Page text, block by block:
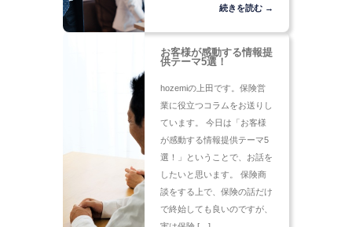
続きを読む →
お客様が感動する情報提
供テーマ5選！
hozemiの上田です。保険営
業に役立つコラムをお送りし
ています。 今日は「お客様
が感動する情報提供テーマ5
選！」ということで、お話を
したいと思います。 保険商
談をする上で、保険の話だけ
で終始しても良いのですが、